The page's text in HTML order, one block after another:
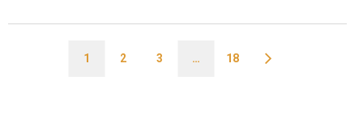
1 2 3 … 18